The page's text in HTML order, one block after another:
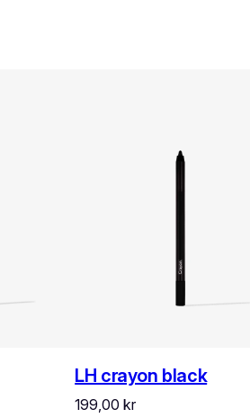
LH crayon black
199,00kr